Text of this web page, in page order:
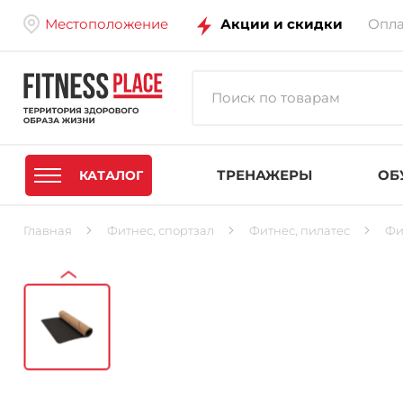
Местоположение Акции и скидки
КАТАЛОГ ТРЕНАЖЕРЫ
Главная Фитнес, спортзал Фитнес, пилатес
‹